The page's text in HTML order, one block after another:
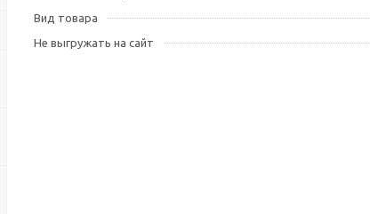
Вид товара
Не выгружать на сайт